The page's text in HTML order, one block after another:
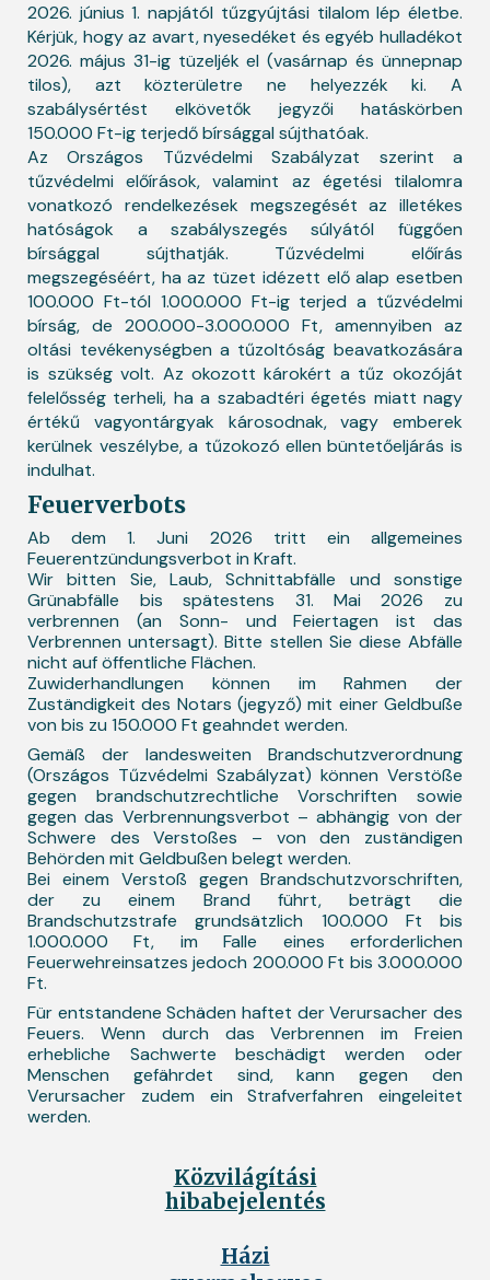
2026. június 1. napjától tűzgyújtási tilalom lép életbe.
Kérjük, hogy az avart, nyesedéket és egyéb hulladékot
2026. május 31-ig tüzeljék el (vasárnap és ünnepnap
tilos), azt közterületre ne helyezzék ki. A
szabálysértést elkövetők jegyzői hatáskörben
150.000 Ft-ig terjedő bírsággal sújthatóak.
Az Országos Tűzvédelmi Szabályzat szerint a
tűzvédelmi előírások, valamint az égetési tilalomra
vonatkozó rendelkezések megszegését az illetékes
hatóságok a szabályszegés súlyától függően
bírsággal sújthatják. Tűzvédelmi előírás
megszegéséért, ha az tüzet idézett elő alap esetben
100.000 Ft-tól 1.000.000 Ft-ig terjed a tűzvédelmi
bírság, de 200.000-3.000.000 Ft, amennyiben az
oltási tevékenységben a tűzoltóság beavatkozására
is szükség volt. Az okozott károkért a tűz okozóját
felelősség terheli, ha a szabadtéri égetés miatt nagy
értékű vagyontárgyak károsodnak, vagy emberek
kerülnek veszélybe, a tűzokozó ellen büntetőeljárás is
indulhat.
Feuerverbots
Ab dem 1. Juni 2026 tritt ein allgemeines
Feuerentzündungsverbot in Kraft.
Wir bitten Sie, Laub, Schnittabfälle und sonstige
Grünabfälle bis spätestens 31. Mai 2026 zu
verbrennen (an Sonn- und Feiertagen ist das
Verbrennen untersagt). Bitte stellen Sie diese Abfälle
nicht auf öffentliche Flächen.
Zuwiderhandlungen können im Rahmen der
Zuständigkeit des Notars (jegyző) mit einer Geldbuße
von bis zu 150.000 Ft geahndet werden.
Gemäß der landesweiten Brandschutzverordnung
(Országos Tűzvédelmi Szabályzat) können Verstöße
gegen brandschutzrechtliche Vorschriften sowie
gegen das Verbrennungsverbot – abhängig von der
Schwere des Verstoßes – von den zuständigen
Behörden mit Geldbußen belegt werden.
Bei einem Verstoß gegen Brandschutzvorschriften,
der zu einem Brand führt, beträgt die
Brandschutzstrafe grundsätzlich 100.000 Ft bis
1.000.000 Ft, im Falle eines erforderlichen
Feuerwehreinsatzes jedoch 200.000 Ft bis 3.000.000
Ft.
Für entstandene Schäden haftet der Verursacher des
Feuers. Wenn durch das Verbrennen im Freien
erhebliche Sachwerte beschädigt werden oder
Menschen gefährdet sind, kann gegen den
Verursacher zudem ein Strafverfahren eingeleitet
werden.
Közvilágítási
hibabejelentés
Házi